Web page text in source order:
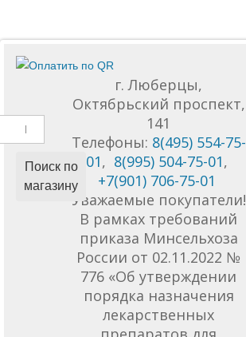
Поиск по
магазину
г. Люберцы,
Октябрьский проспект,
141
Телефоны: 8(495) 554-75-
01, 8(995) 504-75-01,
+7(901) 706-75-01
Уважаемые покупатели!
В рамках требований
приказа Минсельхоза
России от 02.11.2022 №
776 «Об утверждении
порядка назначения
лекарственных